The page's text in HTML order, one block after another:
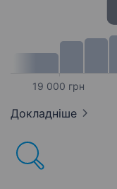
19 000 грн
Докладніше